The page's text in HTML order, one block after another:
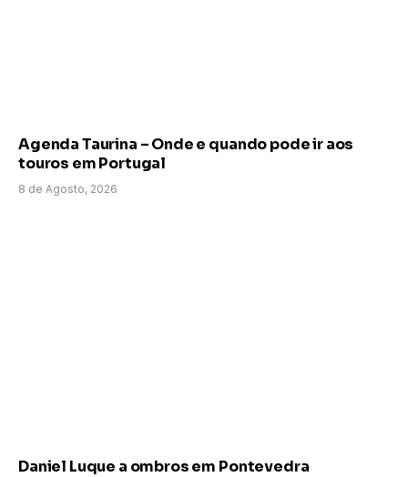
Agenda Taurina – Onde e quando pode ir aos
touros em Portugal
8 de Agosto, 2026
Daniel Luque a ombros em Pontevedra